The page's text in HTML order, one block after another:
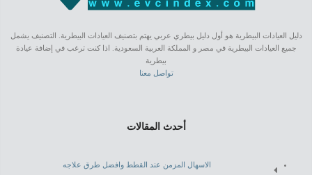
دليل العيادات البيطرية هو أول دليل بيطري عربي يهتم بتصنيف العيادات البيطرية. التصنيف يشمل
جميع العيادات البيطرية في مصر و المملكة العربية السعودية. اذا كنت ترغب في إضافة عيادة
بيطرية
تواصل معنا
أحدث المقالات
الاسهال المزمن عند القطط وافضل طرق علاجه